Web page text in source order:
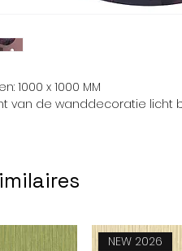
1000 x 1000 MM
van de wanddecoratie licht
NEW 2026